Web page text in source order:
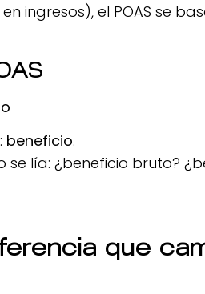
ingresos), el POAS se
beneficio.
lía: ¿beneficio bruto?
que